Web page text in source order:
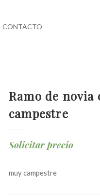
CONTACTO
Ramo de novia
campestre
Solicitar precio
muy campestre